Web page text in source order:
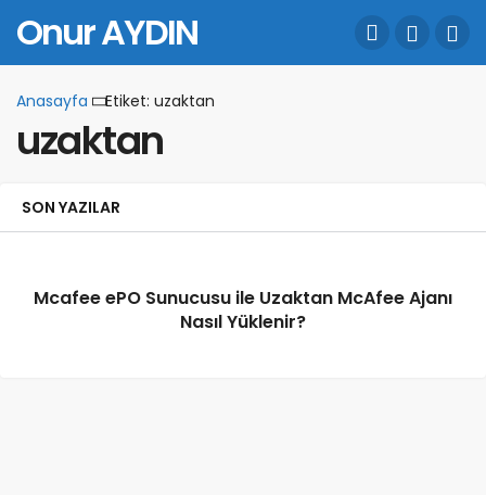
Onur AYDIN
Anasayfa Etiket: uzaktan
uzaktan
SON YAZILAR
Mcafee ePO Sunucusu ile Uzaktan McAfee Ajanı
Nasıl Yüklenir?